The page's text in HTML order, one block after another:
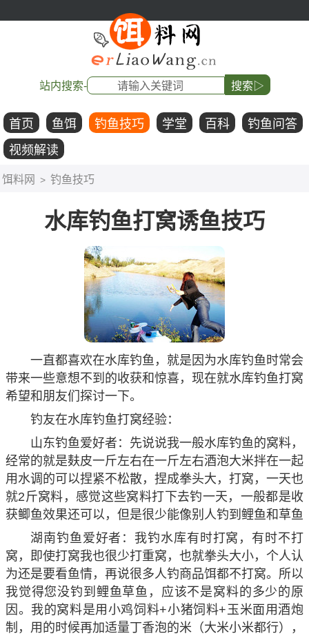
站内搜索- 搜索▷
首页 鱼饵 钓鱼技巧 学堂 百科
钓鱼问答
视频解读
饵料网 > 钓鱼技巧
水库钓鱼打窝诱鱼技巧
一直都喜欢在水库钓鱼，就是因为水库钓鱼时常会
带来一些意想不到的收获和惊喜，现在就水库钓鱼打窝
希望和朋友们探讨一下。
钓友在水库钓鱼打窝经验：
山东钓鱼爱好者：先说说我一般水库钓鱼的窝料，
经常的就是麸皮一斤左右在一斤左右酒泡大米拌在一起
用水调的可以捏紧不松散，捏成拳头大，打窝，一天也
就2斤窝料，感觉这些窝料打下去钓一天，一般都是收
获鲫鱼效果还可以，但是很少能像别人钓到鲤鱼和草鱼
湖南钓鱼爱好者：我钓水库有时打窝，有时不打
窝，即使打窝我也很少打重窝，也就拳头大小，个人认
为还是要看鱼情，再说很多人钓商品饵都不打窝。所以
我觉得您没钓到鲤鱼草鱼，应该不是窝料的多少的原
因。我的窝料是用小鸡饲料+小猪饲料+玉米面用酒炮
制，用的时候再加适量丁香泡的米（大米小米都行），